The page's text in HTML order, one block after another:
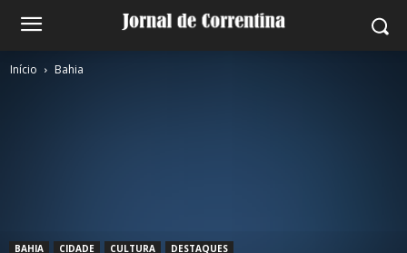
Início Bahia
BAHIA CIDADE CULTURA DESTAQUES